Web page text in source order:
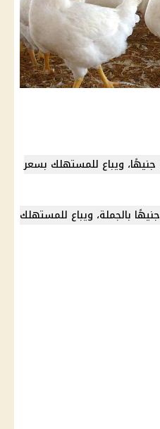
سعر كرتونة البيض الأبيض 126 جنيهًا، ويباع للمستهلك بسعر
سعر كرتونة البيض الأحمر 138 جنيهًا بالجملة، ويباع للمستهلك